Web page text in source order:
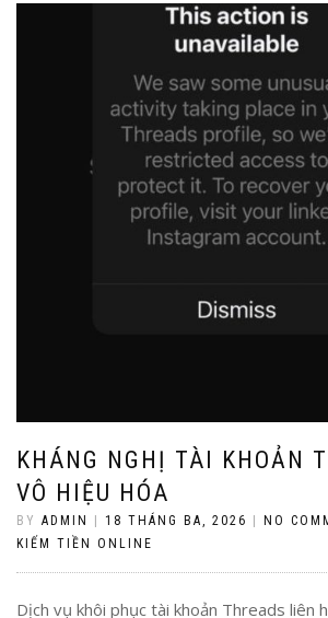
KHÁNG NGHỊ TÀI KHOẢN
VÔ HIỆU HÓA
BY ADMIN | 18 THÁNG BA, 2026 | NO
KIẾM TIỀN ONLINE
Dịch vụ khôi phục tài khoản Threads liên